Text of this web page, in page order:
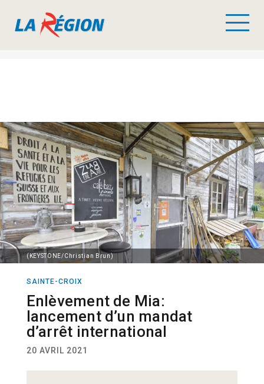
(KEYSTONE/Christian Brun)
SAINTE-CROIX
Enlèvement de Mia:
lancement d’un mandat
d’arrêt international
20 AVRIL 2021